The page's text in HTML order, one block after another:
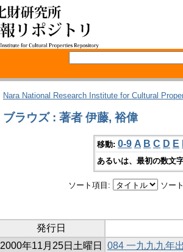
Nara National Research Institute for Cultural
ブラウズ : 著者 伊藤, 裕偉
移動: 0-9 A B C D E
あるいは、最初の数文
ソート項目: ソー
発行日
2000年11月25日土曜日
084 一九九九年